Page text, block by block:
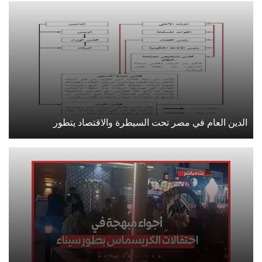
الدين العام في مصر تحت السيطرة والاقتصاد يتطور